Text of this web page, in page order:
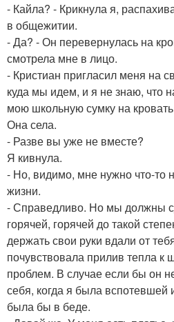
- Кайла? - Крикнула я,
в общежитии.
- Да? - Он перевернулась на
смотрела мне в лицо.
- Кристиан пригласил меня на
куда мы идем, и я не знаю, что
мою школьную сумку на
Она села.
- Разве вы уже не вместе?
Я кивнула.
- Но, видимо, мне нужно что-то
жизни.
- Справедливо. Но мы должны
горячей, горячей до такой
держать свои руки вдали от
почувствовала прилив тепла к
проблем. В случае если бы он
себя, когда я была вспотевшей
была бы в беде.